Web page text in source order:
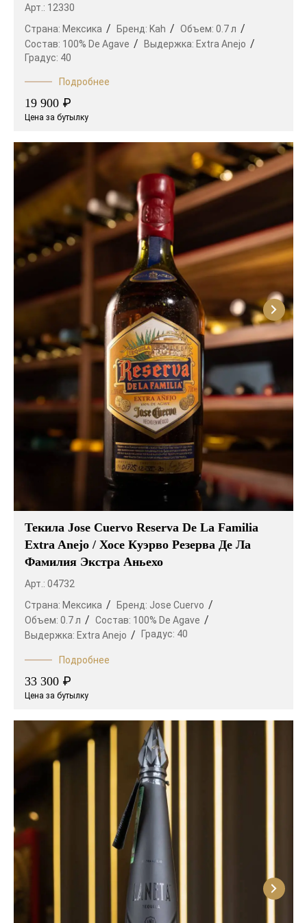
Арт.: 12330
Страна: Мексика Бренд: Kah Объем: 0.7 л
Состав: 100% De Agave Выдержка: Extra Anejo
Градус: 40
Подробнее
19 900 ₽
Цена за бутылку
Текила Jose Cuervo Reserva De La Familia
Extra Anejo / Хосе Куэрво Резерва Де Ла
Фамилия Экстра Аньехо
Арт.: 04732
Страна: Мексика Бренд: Jose Cuervo
Объем: 0.7 л Состав: 100% De Agave
Выдержка: Extra Anejo Градус: 40
Подробнее
33 300 ₽
Цена за бутылку